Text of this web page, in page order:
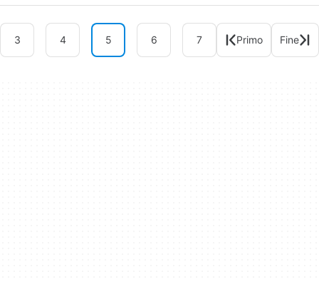
3 4 5 6 7 Primo Fine